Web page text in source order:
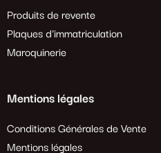
Produits de revente
Plaques d'immatriculation
Maroquinerie
Mentions légales
Conditions Générales de Vente
Mentions légales